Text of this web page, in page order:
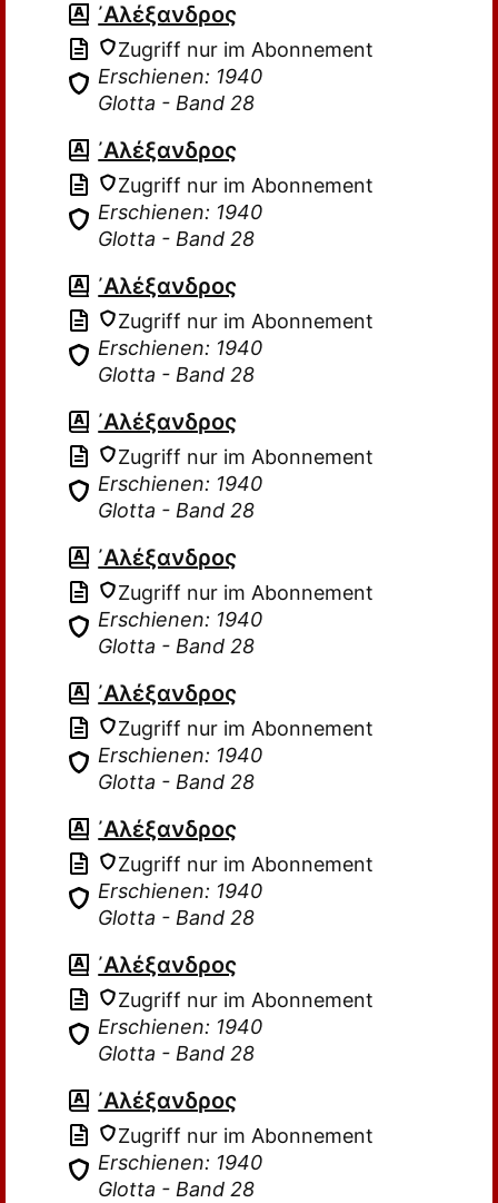
᾽Αλέξανδρος
Zugriff nur im Abonnement
Erschienen: 1940
Glotta - Band 28
᾽Αλέξανδρος
Zugriff nur im Abonnement
Erschienen: 1940
Glotta - Band 28
᾽Αλέξανδρος
Zugriff nur im Abonnement
Erschienen: 1940
Glotta - Band 28
᾽Αλέξανδρος
Zugriff nur im Abonnement
Erschienen: 1940
Glotta - Band 28
᾽Αλέξανδρος
Zugriff nur im Abonnement
Erschienen: 1940
Glotta - Band 28
᾽Αλέξανδρος
Zugriff nur im Abonnement
Erschienen: 1940
Glotta - Band 28
᾽Αλέξανδρος
Zugriff nur im Abonnement
Erschienen: 1940
Glotta - Band 28
᾽Αλέξανδρος
Zugriff nur im Abonnement
Erschienen: 1940
Glotta - Band 28
᾽Αλέξανδρος
Zugriff nur im Abonnement
Erschienen: 1940
Glotta - Band 28